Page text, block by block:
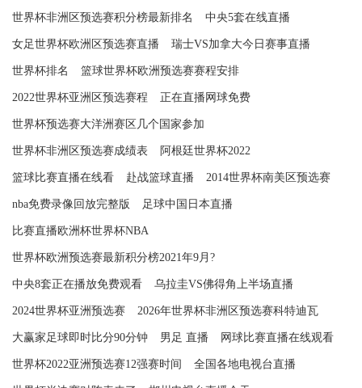
世界杯非洲区预选赛积分榜最新排名 中央5套在线直播
女足世界杯欧洲区预选赛直播 瑞士VS加拿大今日赛事直播
世界杯排名 篮球世界杯欧洲预选赛赛程安排
2022世界杯亚洲区预选赛程 正在直播网球免费
世界杯预选赛大洋洲赛区几个国家参加
世界杯非洲区预选赛成绩表 阿根廷世界杯2022
篮球比赛直播在线看 赴战篮球直播 2014世界杯南美区预选赛
nba免费录像回放完整版 足球中国日本直播
比赛直播欧洲杯世界杯NBA
世界杯欧洲预选赛最新积分榜2021年9月?
中央8套正在播放免费观看 乌拉圭VS佛得角上半场直播
2024世界杯亚洲预选赛 2026年世界杯非洲区预选赛科特迪瓦
大赢家足球即时比分90分钟 男足 直播 网球比赛直播在线观看
世界杯2022亚洲预选赛12强赛时间 全国各地电视台直播